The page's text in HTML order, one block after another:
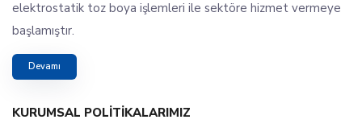
elektrostatik toz boya işlemleri ile sektöre hizmet vermeye
başlamıştır.
Devamı
KURUMSAL POLITIKALARIMIZ